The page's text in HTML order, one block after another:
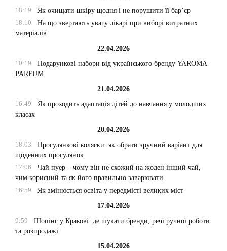
18:19
Як очищати шкіру щодня і не порушити її бар’єр
18:10
На що звертають увагу лікарі при виборі витратних
матеріалів
22.04.2026
10:19
Подарункові набори від українського бренду YAROMA
PARFUM
21.04.2026
16:49
Як проходить адаптація дітей до навчання у молодших
класах
20.04.2026
18:03
Прогулянкові коляски: як обрати зручний варіант для
щоденних прогулянок
17:06
Чай пуер – чому він не схожий на жоден інший чай,
чим корисний та як його правильно заварювати
16:59
Як змінюється освіта у передмісті великих міст
17.04.2026
9:59
Шопінг у Кракові: де шукати бренди, речі ручної роботи
та розпродажі
15.04.2026